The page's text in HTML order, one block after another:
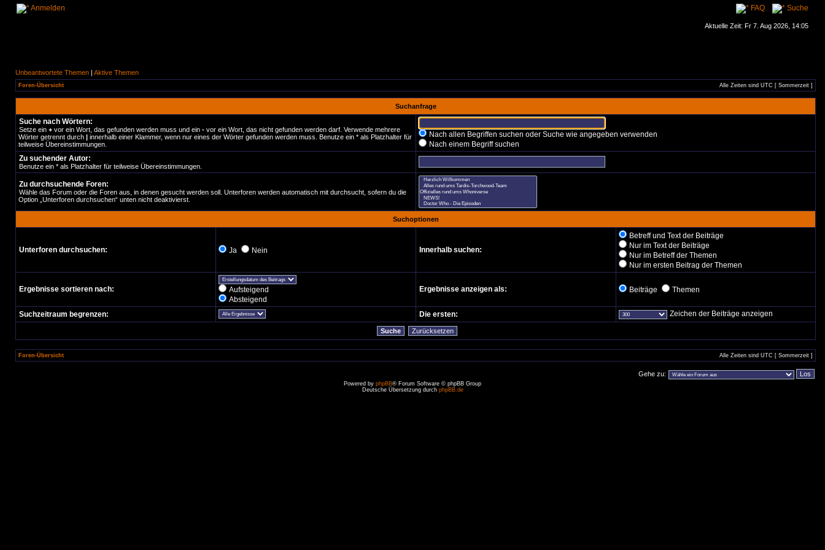
Anmelden FAQ Suche
Aktuelle Zeit: Fr 7. Aug 2026, 14:05
Unbeantwortete Themen | Aktive Themen
Foren-Übersicht Alle Zeiten sind UTC [ Sommerzeit ]
Suchanfrage
Suche nach Wörtern:
Setze ein + vor ein Wort, das gefunden werden muss und ein - vor ein Wort, das nicht gefunden werden darf. Verwende mehrere
Wörter getrennt durch | innerhalb einer Klammer, wenn nur eines der Wörter gefunden werden muss. Benutze ein * als Platzhalter für
teilweise Übereinstimmungen.
Nach allen Begriffen suchen oder Suche wie angegeben verwenden
Nach einem Begriff suchen
Zu suchender Autor:
Benutze ein * als Platzhalter für teilweise Übereinstimmungen.
Zu durchsuchende Foren:
Wähle das Forum oder die Foren aus, in denen gesucht werden soll. Unterforen werden automatisch mit durchsucht, sofern du die
Option „Unterforen durchsuchen“ unten nicht deaktivierst.
Suchoptionen
Unterforen durchsuchen: Ja Nein Innerhalb suchen:
Betreff und Text der Beiträge
Nur im Text der Beiträge
Nur im Betreff der Themen
Nur im ersten Beitrag der Themen
Ergebnisse sortieren nach:
Aufsteigend
Absteigend
Ergebnisse anzeigen als: Beiträge Themen
Suchzeitraum begrenzen: Die ersten: Zeichen der Beiträge anzeigen
Foren-Übersicht Alle Zeiten sind UTC [ Sommerzeit ]
Gehe zu:
Powered by phpBB® Forum Software © phpBB Group
Deutsche Übersetzung durch phpBB.de